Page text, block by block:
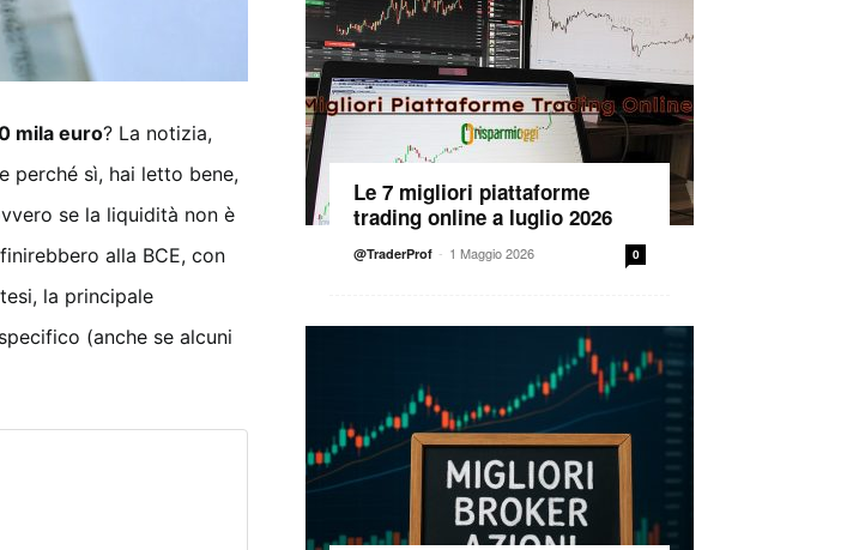
mila euro? La notizia,
perché sì, hai letto bene,
se la liquidità non è
alla BCE, con
la principale
(anche se alcuni
Le 7 migliori piattaforme
trading online a luglio 2026
@TraderProf - 1 Maggio 2026 0